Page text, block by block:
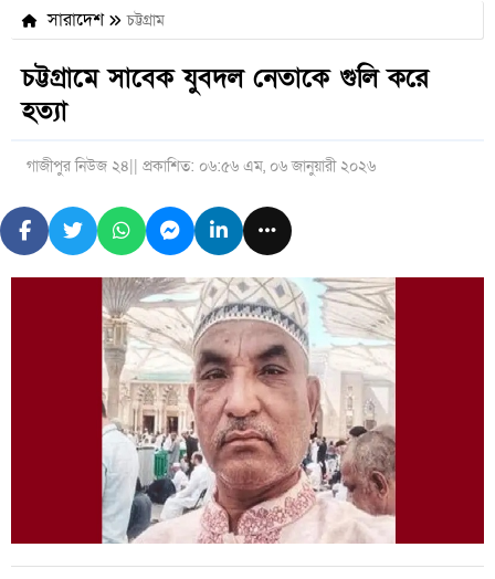
সারাদেশ চট্টগ্রাম
চট্টগ্রামে সাবেক যুবদল নেতাকে গুলি করে
হত্যা
গাজীপুর নিউজ ২৪ || প্রকাশিত: ০৬:৫৬ এম, ০৬ জানুয়ারী ২০২৬